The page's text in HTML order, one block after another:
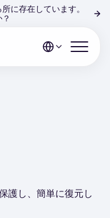
に存在しています。
→
Open
護し、簡単に復元し